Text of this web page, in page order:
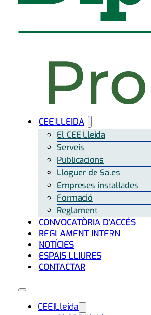
CEEILLEIDA
El CEEILleida
Serveis
Publicacions
Lloguer de Sales
Empreses instal·lades
Formació
Reglament
CONVOCATÒRIA D’ACCÉS
REGLAMENT INTERN
NOTÍCIES
ESPAIS LLIURES
CONTACTAR
CEEILleida